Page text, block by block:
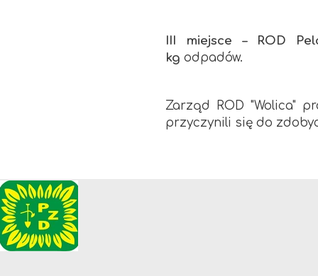
III miejsce – ROD
kg odpadów.
Zarząd ROD "Wolica"
przyczynili się do